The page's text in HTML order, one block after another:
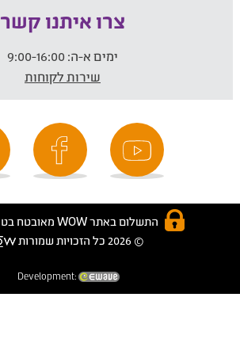
צרו איתנו קשר
ימים א-ה:
שירות לקוחות
התשלום באתר WOW מאובטח בטכנולוגית SSL
© 2026 כל הזכויות שמורות
Development: